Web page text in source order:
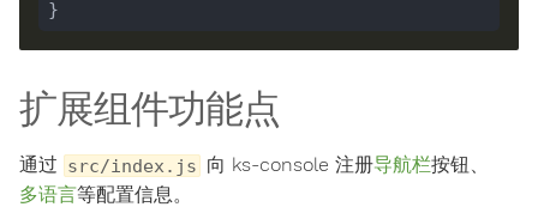
扩展组件功能点
通过 src/index.js 向 ks-console 注册导航栏按钮、
多语言等配置信息。